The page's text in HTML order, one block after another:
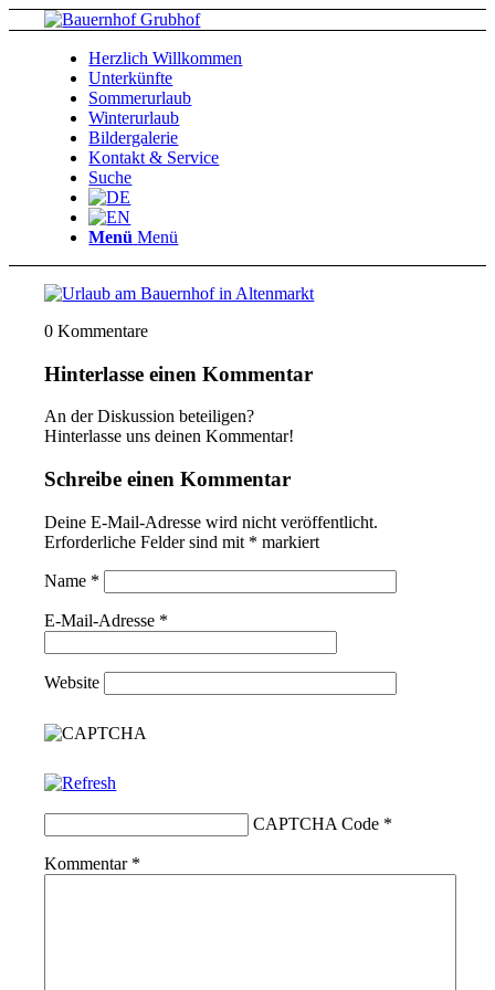
Herzlich Willkommen
Unterkünfte
Sommerurlaub
Winterurlaub
Bildergalerie
Kontakt & Service
Suche
Menü Menü
0 Kommentare
Hinterlasse einen Kommentar
An der Diskussion beteiligen?
Hinterlasse uns deinen Kommentar!
Schreibe einen Kommentar
Deine E-Mail-Adresse wird nicht veröffentlicht.
Erforderliche Felder sind mit * markiert
Name *
E-Mail-Adresse *
Website
CAPTCHA Code *
Kommentar *